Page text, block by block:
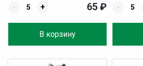
-
+
В корзину
65 ₽
-